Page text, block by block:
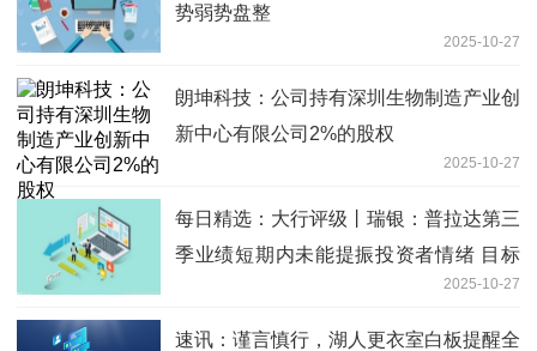
势弱势盘整
2025-10-27
朗坤科技：公司持有深圳生物制造产业创
新中心有限公司2%的股权
2025-10-27
每日精选：大行评级丨瑞银：普拉达第三
季业绩短期内未能提振投资者情绪 目标
2025-10-27
速讯：谨言慎行，湖人更衣室白板提醒全